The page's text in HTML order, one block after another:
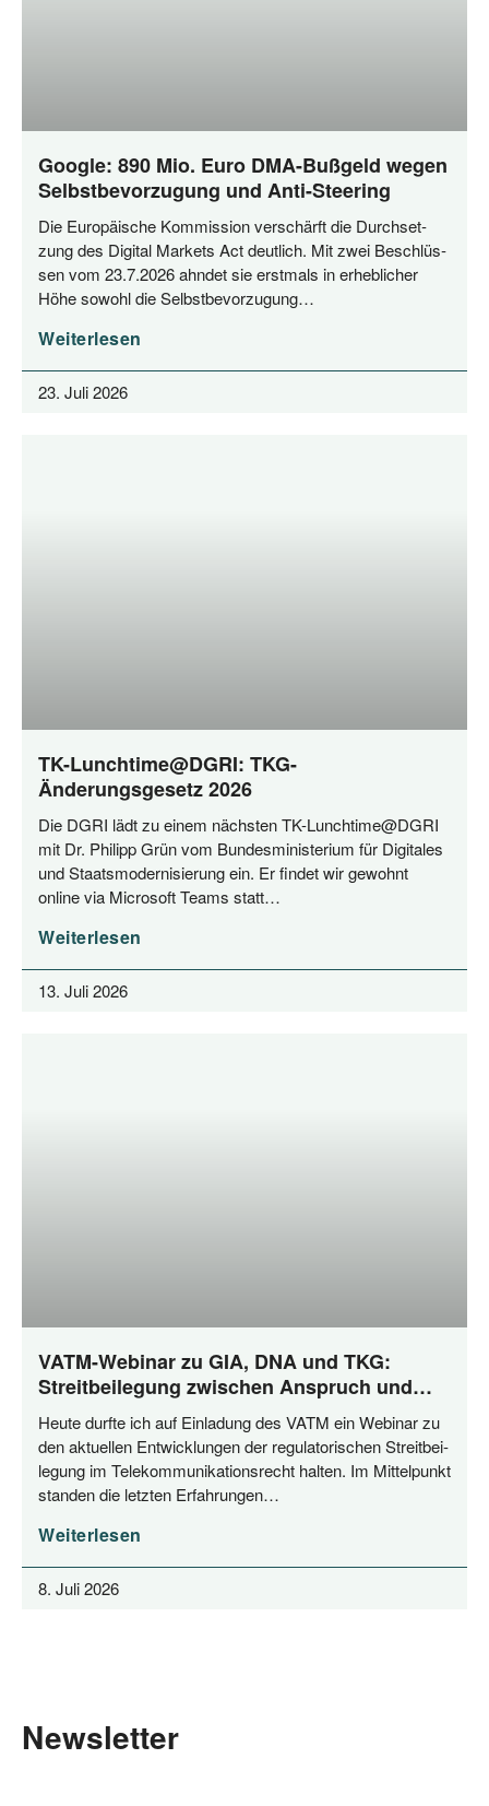
Google: 890 Mio. Euro DMA-Bußgeld wegen
Selbstbevorzugung und Anti-Steering
Die Euro­päi­sche Kom­mis­si­on ver­schärft die Durch­set­
zung des Digi­tal Mar­kets Act deut­lich. Mit zwei Beschlüs­
sen vom 23.7.2026 ahn­det sie erst­mals in erheb­li­cher
Höhe sowohl die Selbstbevorzugung…
Weiterlesen
23. Juli 2026
TK-Lunchtime@DGRI: TKG-
Änderungsgesetz 2026
Die DGRI lädt zu einem nächs­ten TK-Lunchtime@DGRI
mit Dr. Phil­ipp Grün vom Bun­des­mi­nis­te­ri­um für Digi­ta­les
und Staats­mo­der­ni­sie­rung ein. Er fin­det wir gewohnt
online via Micro­soft Teams statt…
Weiterlesen
13. Juli 2026
VATM-Webinar zu GIA, DNA und TKG:
Streitbeilegung zwischen Anspruch und
Praxis
Heu­te durf­te ich auf Ein­la­dung des VATM ein Web­i­nar zu
den aktu­el­len Ent­wick­lun­gen der regu­la­to­ri­schen Streit­bei­
le­gung im Tele­kom­mu­ni­ka­ti­ons­recht hal­ten. Im Mit­tel­punkt
stan­den die letz­ten Erfahrungen…
Weiterlesen
8. Juli 2026
Newsletter